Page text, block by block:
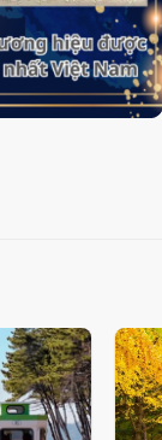
Add
to
wishlist